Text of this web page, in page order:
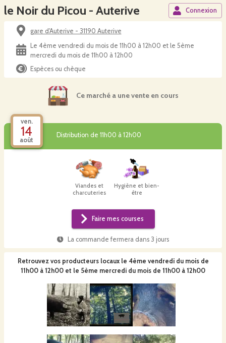
le Noir du Picou - Auterive Connexion
gare d'Auterive - 31190 Auterive
Le 4ème vendredi du mois de 11h00 à 12h00 et le 5ème
mercredi du mois de 11h00 à 12h00
Espèces ou chèque
Ce marché a une vente en cours
ven.
14
août
Distribution de 11h00 à 12h00
Viandes et
charcuteries
Hygiène et bien-
être
Faire mes courses
La commande fermera dans 3 jours
Retrouvez vos producteurs locaux le 4ème vendredi du mois de
11h00 à 12h00 et le 5ème mercredi du mois de 11h00 à 12h00